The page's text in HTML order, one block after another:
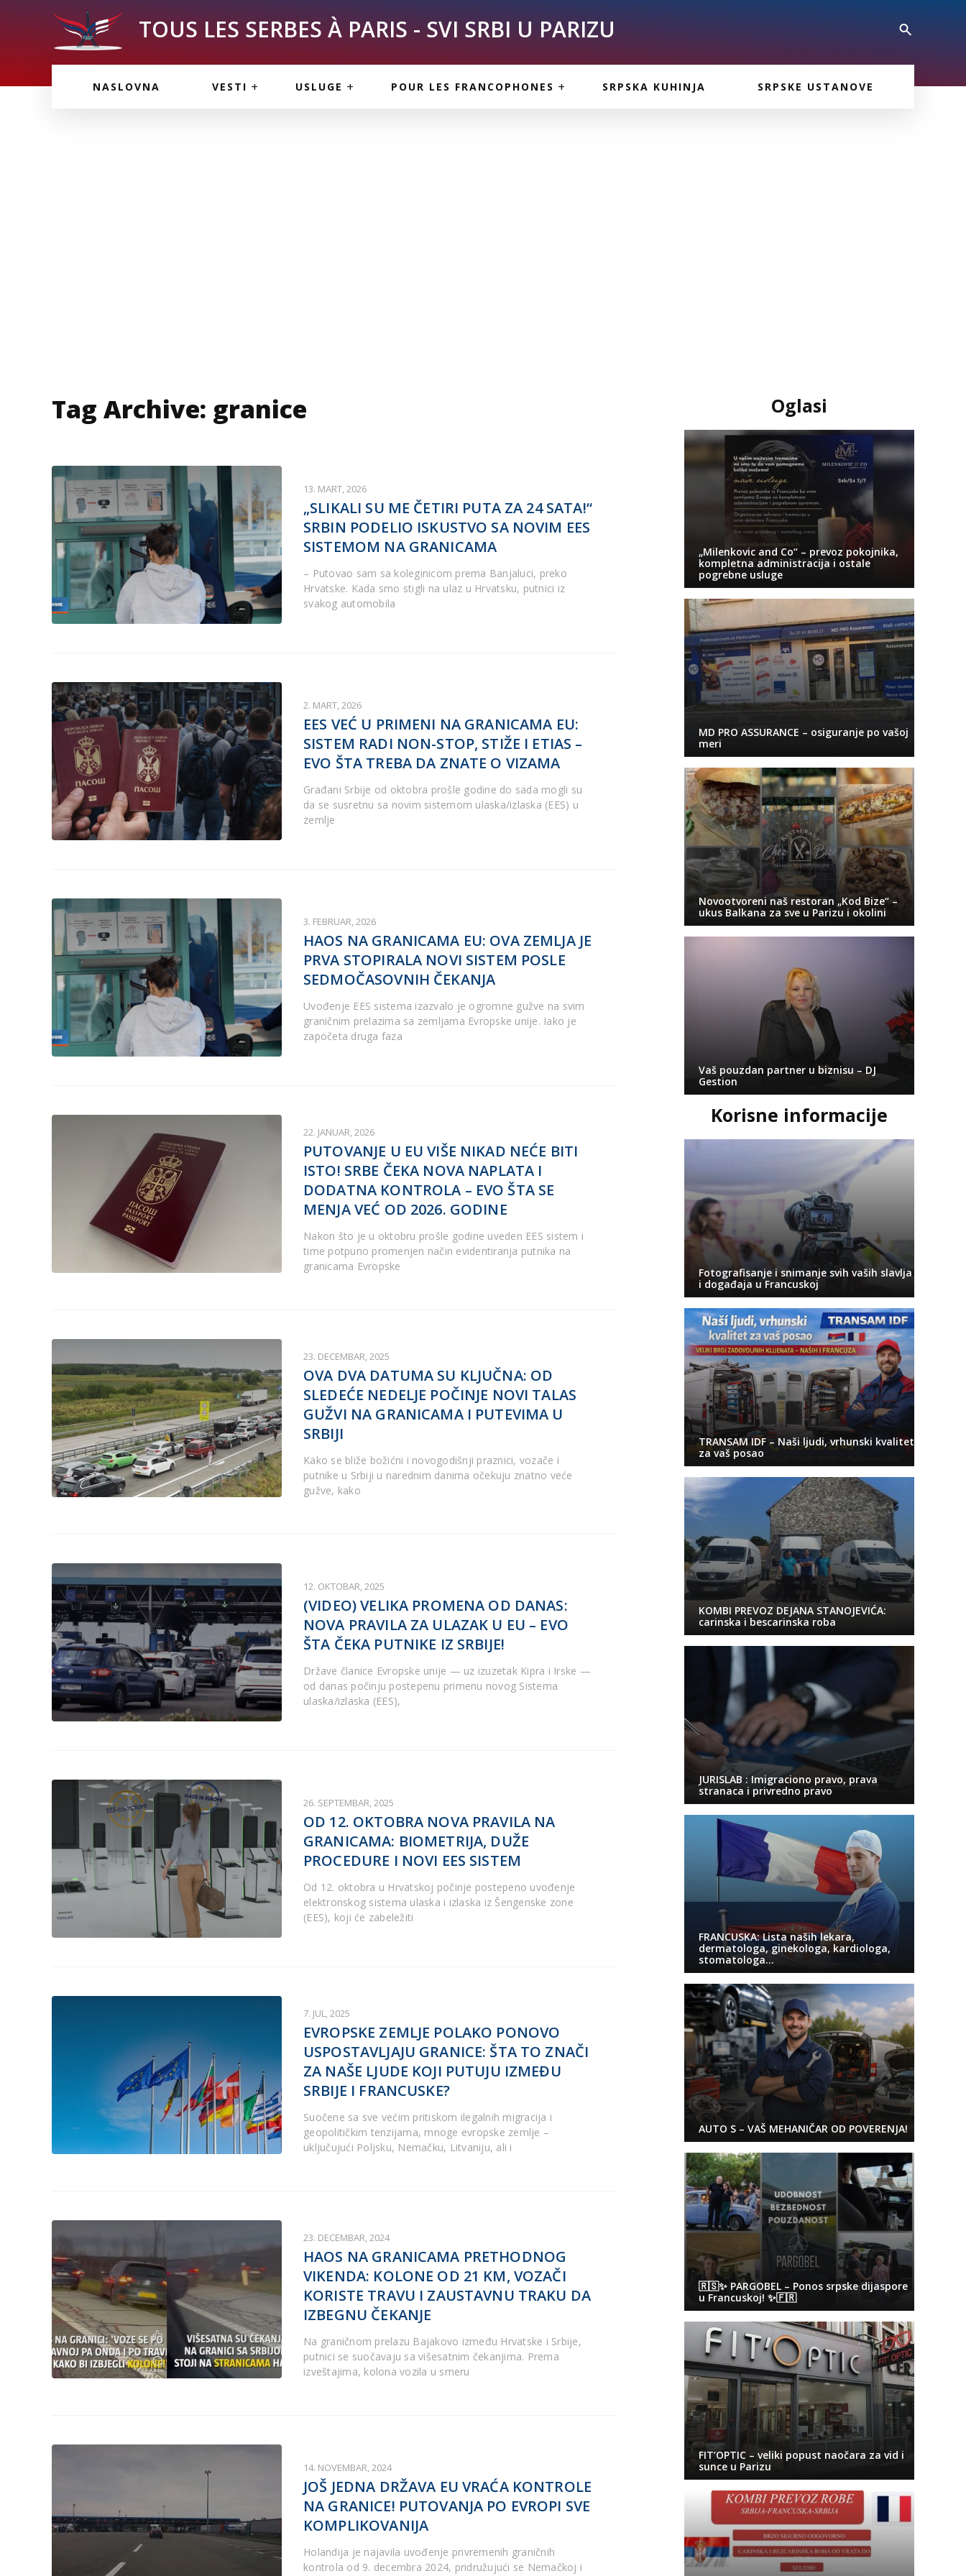
TOUS LES SERBES À PARIS - SVI SRBI U PARIZU
NASLOVNA VESTI USLUGE POUR LES FRANCOPHONES
PARIS
SRPSKA KUHINJA SRPSKE USTANOVE
Tag Archive: granice
13. MART, 2026
„SLIKALI SU ME ČETIRI PUTA ZA 24 SATA!“
SRBIN PODELIO ISKUSTVO SA NOVIM EES
SISTEMOM NA GRANICAMA
– Putovao sam sa koleginicom prema Banjaluci, preko
Hrvatske. Kada smo stigli na ulaz u Hrvatsku, putnici iz
svakog automobila
2. MART, 2026
EES VEĆ U PRIMENI NA GRANICAMA EU:
SISTEM RADI NON-STOP, STIŽE I ETIAS –
EVO ŠTA TREBA DA ZNATE O VIZAMA
Građani Srbije od oktobra prošle godine do sada mogli su
da se susretnu sa novim sistemom ulaska/izlaska (EES) u
zemlje
3. FEBRUAR, 2026
HAOS NA GRANICAMA EU: OVA ZEMLJA JE
PRVA STOPIRALA NOVI SISTEM POSLE
SEDMOČASOVNIH ČEKANJA
Uvođenje EES sistema izazvalo je ogromne gužve na svim
graničnim prelazima sa zemljama Evropske unije. Iako je
započeta druga faza
22. JANUAR, 2026
PUTOVANJE U EU VIŠE NIKAD NEĆE BITI
ISTO! SRBE ČEKA NOVA NAPLATA I
DODATNA KONTROLA – EVO ŠTA SE
MENJA VEĆ OD 2026. GODINE
Nakon što je u oktobru prošle godine uveden EES sistem i
time potpuno promenjen način evidentiranja putnika na
granicama Evropske
23. DECEMBAR, 2025
OVA DVA DATUMA SU KLJUČNA: OD
SLEDEĆE NEDELJE POČINJE NOVI TALAS
GUŽVI NA GRANICAMA I PUTEVIMA U
SRBIJI
Kako se bliže božićni i novogodišnji praznici, vozače i
putnike u Srbiji u narednim danima očekuju znatno veće
gužve, kako
12. OKTOBAR, 2025
(VIDEO) VELIKA PROMENA OD DANAS:
NOVA PRAVILA ZA ULAZAK U EU – EVO
ŠTA ČEKA PUTNIKE IZ SRBIJE!
Države članice Evropske unije — uz izuzetak Kipra i Irske —
od danas počinju postepenu primenu novog Sistema
ulaska/izlaska (EES),
26. SEPTEMBAR, 2025
OD 12. OKTOBRA NOVA PRAVILA NA
GRANICAMA: BIOMETRIJA, DUŽE
PROCEDURE I NOVI EES SISTEM
Od 12. oktobra u Hrvatskoj počinje postepeno uvođenje
elektronskog sistema ulaska i izlaska iz Šengenske zone
(EES), koji će zabeležiti
7. JUL, 2025
EVROPSKE ZEMLJE POLAKO PONOVO
USPOSTAVLJAJU GRANICE: ŠTA TO ZNAČI
ZA NAŠE LJUDE KOJI PUTUJU IZMEĐU
SRBIJE I FRANCUSKE?
Suočene sa sve većim pritiskom ilegalnih migracija i
geopolitičkim tenzijama, mnoge evropske zemlje –
uključujući Poljsku, Nemačku, Litvaniju, ali i
23. DECEMBAR, 2024
HAOS NA GRANICAMA PRETHODNOG
VIKENDA: KOLONE OD 21 KM, VOZAČI
KORISTE TRAVU I ZAUSTAVNU TRAKU DA
IZBEGNU ČEKANJE
Na graničnom prelazu Bajakovo između Hrvatske i Srbije,
putnici se suočavaju sa višesatnim čekanjima. Prema
izveštajima, kolona vozila u smeru
14. NOVEMBAR, 2024
JOŠ JEDNA DRŽAVA EU VRAĆA KONTROLE
NA GRANICE! PUTOVANJA PO EVROPI SVE
KOMPLIKOVANIJA
Holandija je najavila uvođenje privremenih graničnih
kontrola od 9. decembra 2024, pridružujući se Nemačkoj i
Oglasi
„Milenkovic and Co“ – prevoz pokojnika,
kompletna administracija i ostale
pogrebne usluge
MD PRO ASSURANCE – osiguranje po vašoj
meri
Novootvoreni naš restoran „Kod Bize“ –
ukus Balkana za sve u Parizu i okolini
Vaš pouzdan partner u biznisu – DJ
Gestion
Korisne informacije
Fotografisanje i snimanje svih vaših slavlja
i događaja u Francuskoj
TRANSAM IDF – Naši ljudi, vrhunski kvalitet
za vaš posao
KOMBI PREVOZ DEJANA STANOJEVIĆA:
carinska i bescarinska roba
JURISLAB : Imigraciono pravo, prava
stranaca i privredno pravo
FRANCUSKA: Lista naših lekara,
dermatologa, ginekologa, kardiologa,
stomatologa…
AUTO S – VAŠ MEHANIČAR OD POVERENJA!
🇷🇸✨ PARGOBEL – Ponos srpske dijaspore
u Francuskoj! ✨🇫🇷
FIT’OPTIC – veliki popust naočara za vid i
sunce u Parizu